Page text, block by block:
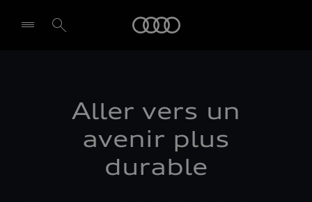
Aller vers un
avenir plus
durable